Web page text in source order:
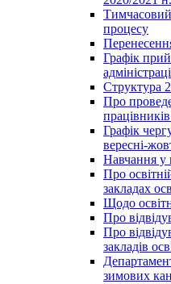
Тимчасовий
процесу
Графік
Структура
Про
Графік
вересні-
Навчання у
Про
закладах
Щодо
Про
Про
закладів
зимових